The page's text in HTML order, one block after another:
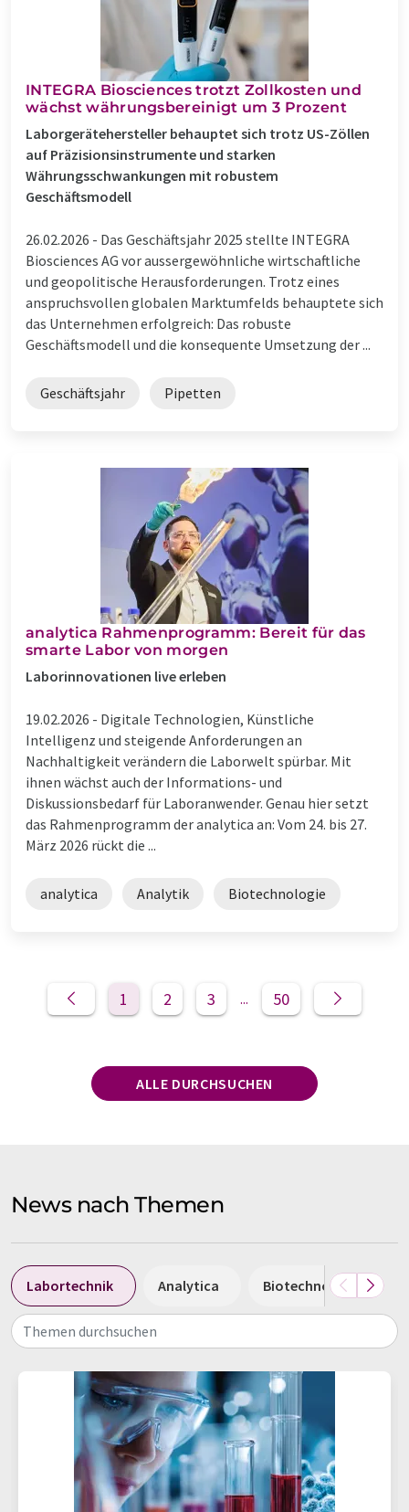
INTEGRA Biosciences trotzt Zollkosten und
wächst währungsbereinigt um 3 Prozent
Laborgerätehersteller behauptet sich trotz US-Zöllen
auf Präzisionsinstrumente und starken
Währungsschwankungen mit robustem
Geschäftsmodell
26.02.2026 - Das Geschäftsjahr 2025 stellte INTEGRA
Biosciences AG vor aussergewöhnliche wirtschaftliche
und geopolitische Herausforderungen. Trotz eines
anspruchsvollen globalen Marktumfelds behauptete sich
das Unternehmen erfolgreich: Das robuste
Geschäftsmodell und die konsequente Umsetzung der ...
Geschäftsjahr Pipetten
​analytica Rahmenprogramm: Bereit für das
smarte Labor von morgen
Laborinnovationen live erleben
19.02.2026 - Digitale Technologien, Künstliche
Intelligenz und steigende Anforderungen an
Nachhaltigkeit verändern die Laborwelt spürbar. Mit
ihnen wächst auch der Informations- und
Diskussionsbedarf für Laboranwender. Genau hier setzt
das Rahmenprogramm der analytica an: Vom 24. bis 27.
März 2026 rückt die ...
analytica Analytik Biotechnologie
1 2 3 ... 50
ALLE DURCHSUCHEN
News nach Themen
Labortechnik Analytica Biotechnologie
Themen durchsuchen